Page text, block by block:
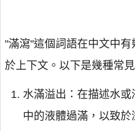
"滿瀉"這個詞語在中文中
於上下文。以下是幾種常見
水滿溢出：在描述水
中的液體過滿，以致